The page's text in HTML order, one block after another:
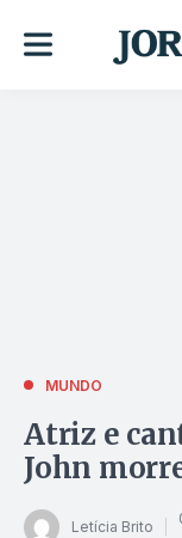
MUNDO
Atriz e
John
Letícia Brito